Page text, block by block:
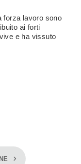
forza lavoro sono
ai forti
e ha vissuto